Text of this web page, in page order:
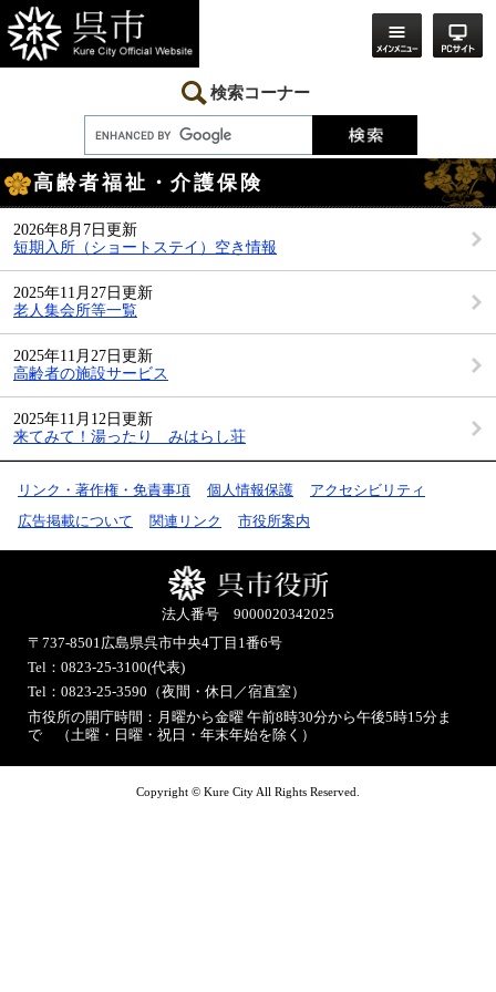
ー
ジ
の
ニ
ュ
ー
て
本
文
へ
検索コーナー
文
高齢者福祉・介護保険
2026年8月7日更新
短期入所（ショートステイ）空き情報
2025年11月27日更新
老人集会所等一覧
2025年11月27日更新
高齢者の施設サービス
2025年11月12日更新
来てみて！湯ったり みはらし荘
リンク・著作権・免責事項 個人情報保護
アクセシビリティ
広告掲載について
関連リンク 市役所案内
法人番号 9000020342025
〒737-8501広島県呉市中央4丁目1番6号
Tel：0823-25-3100(代表)
Tel：0823-25-3590（夜間・休日／宿直室）
市役所の開庁時間：月曜から金曜 午前8時30分から午後5時15分ま
で （土曜・日曜・祝日・年末年始を除く）
Copyright © Kure City All Rights Reserved.